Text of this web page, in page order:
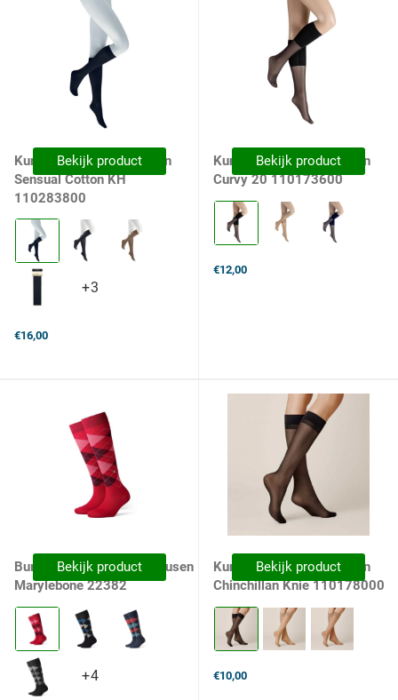
Kunert Dames Kniekousen
Sensual Cotton KH
110283800
Kleur:
0070
Black
selected
+3
€16,00
Bekijk product
Kunert Dames Kniekousen
Curvy 20 110173600
Kleur:
0500
Black
€12,00
Bekijk product
Burlington Dames Kniekousen
Marylebone 22382
Kleur:
Cranberry
selected
+4
Bekijk product
Kunert Dames Kniekousen
Chinchillan Knie 110178000
Kleur:
0500
Black
€10,00
Bekijk product